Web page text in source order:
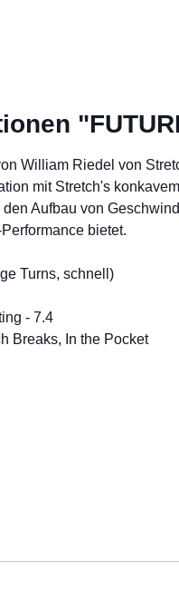
William Riedel von
mit Stretch's
Aufbau von
bietet.
Turns, schnell)
- 7.4
Breaks, In the Pocket